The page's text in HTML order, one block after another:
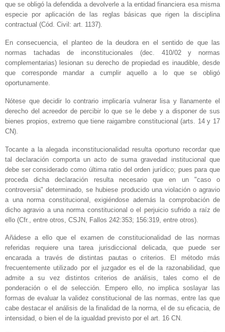
que se obligó la defendida a devolverle a la entidad financiera esa misma
especie por aplicación de las reglas básicas que rigen la disciplina
contractual (Cód. Civil: art. 1137).
En consecuencia, el planteo de la deudora en el sentido de que las
normas tachadas de inconstitucionales (dec. 410/02 y normas
complementarias) lesionan su derecho de propiedad es inaudible, desde
que corresponde mandar a cumplir aquello a lo que se obligó
oportunamente.
Nótese que decidir lo contrario implicaría vulnerar lisa y llanamente el
derecho del acreedor de percibir lo que se le debe y a disponer de sus
bienes propios, extremo que tiene raigambre constitucional (arts. 14 y 17
CN).
Tocante a la alegada inconstitucionalidad resulta oportuno recordar que
tal declaración comporta un acto de suma gravedad institucional que
debe ser considerado como última ratio del orden jurídico; pues para que
proceda dicha declaración resulta necesario que en un "caso o
controversia" determinado, se hubiese producido una violación o agravio
a una norma constitucional, exigiéndose además la comprobación de
dicho agravio a una norma constitucional o el perjuicio sufrido a raíz de
ello (Cfr., entre otros, CSJN, Fallos 242:353; 156:319, entre otros).
Añádese a ello que el examen de constitucionalidad de las normas
referidas requiere una tarea jurisdiccional delicada, que puede ser
encarada a través de distintas pautas o criterios. El método más
frecuentemente utilizado por el juzgador es el de la razonabilidad, que
admite a su vez distintos criterios de análisis, tales como el de
ponderación o el de selección. Empero ello, no implica soslayar las
formas de evaluar la validez constitucional de las normas, entre las que
cabe destacar el análisis de la finalidad de la norma, el de su eficacia, de
intensidad, o bien el de la igualdad previsto por el art. 16 CN.